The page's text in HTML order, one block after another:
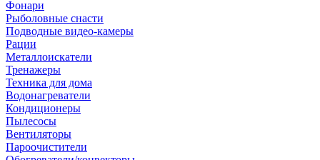
Фонари
Рыболовные снасти
Подводные видео-камеры
Рации
Металлоискатели
Тренажеры
Техника для дома
Водонагреватели
Кондиционеры
Пылесосы
Вентиляторы
Пароочистители